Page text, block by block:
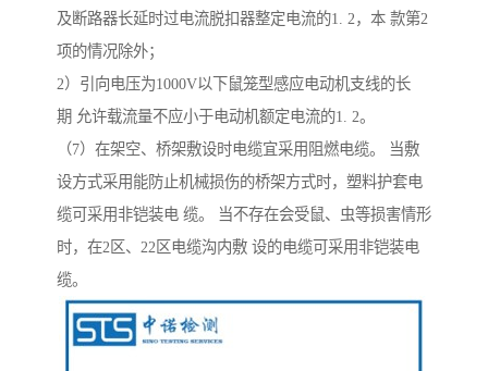
及断路器长延时过电流脱扣器整定电流的1. 2，本 款第2
项的情况除外；
2）引向电压为1000V以下鼠笼型感应电动机支线的长
期 允许载流量不应小于电动机额定电流的1. 2。
（7）在架空、桥架敷设时电缆宜采用阻燃电缆。 当敷
设方式采用能防止机械损伤的桥架方式时，塑料护套电
缆可采用非铠装电 缆。 当不存在会受鼠、虫等损害情形
时，在2区、22区电缆沟内敷 设的电缆可采用非铠装电
缆。